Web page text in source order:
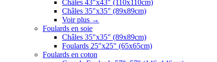
Châles 43"x43" (110x110cm)
Châles 35"x35" (89x89cm)
Voir plus →
Foulards en soie
Châles 35"x35" (89x89cm)
Foulards 25"x25" (65x65cm)
Foulards en coton